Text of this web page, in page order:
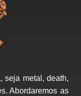
seja metal, death,
Abordaremos as